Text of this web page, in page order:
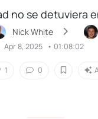
no se detuviera
Nick White
Apr 8, 2025 • 01:08:02
1 0